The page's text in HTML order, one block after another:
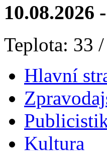
10.08.2026
Teplota: 33
Hlavní
Kultura